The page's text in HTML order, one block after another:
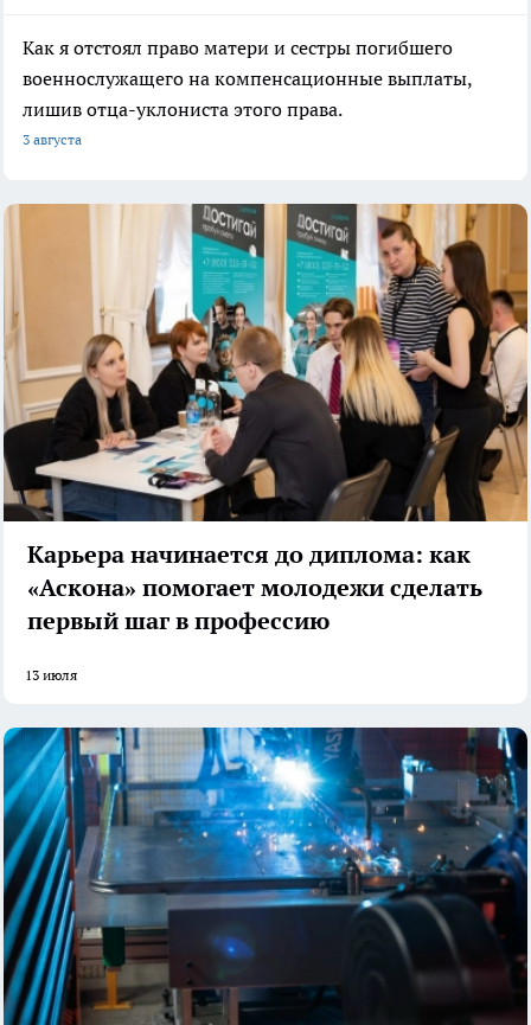
Как я отстоял право матери и сестры погибшего
военнослужащего на компенсационные выплаты,
лишив отца-уклониста этого права.
3 августа
Карьера начинается до диплома: как
«Аскона» помогает молодежи сделать
первый шаг в профессию
13 июля